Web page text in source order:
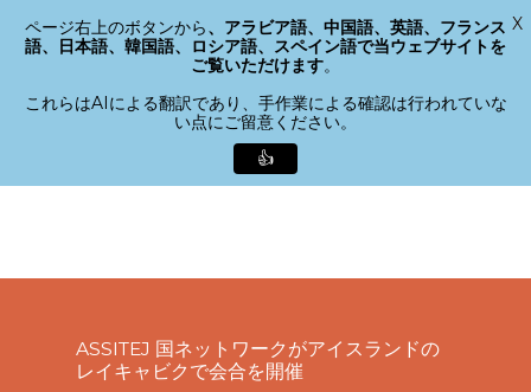
コ
検索
メニュー
ASSITEJ 国ネットワークがアイスランドの
レイキャビクで会合を開催
ニ
ページ右上のボタンから、アラビア語、中国語、英語、フランス
語、日本語、韓国語、ロシア語、スペイン語で当ウェブサイトを
ご覧いただけます。
これらはAIによる翻訳であり、手作業による確認は行われていな
い点にご留意ください。
👍
X